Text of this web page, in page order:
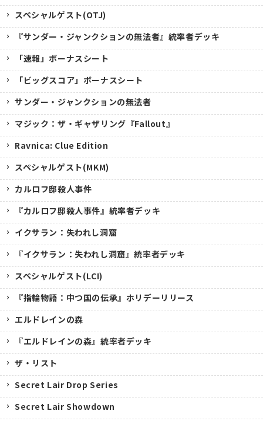
スペシャルゲスト(OTJ)
『サンダー・ジャンクションの無法者』統率者デッキ
「速報」ボーナスシート
「ビッグスコア」ボーナスシート
サンダー・ジャンクションの無法者
マジック：ザ・ギャザリング『Fallout』
Ravnica: Clue Edition
スペシャルゲスト(MKM)
カルロフ邸殺人事件
『カルロフ邸殺人事件』統率者デッキ
イクサラン：失われし洞窟
『イクサラン：失われし洞窟』統率者デッキ
スペシャルゲスト(LCI)
『指輪物語：中つ国の伝承』ホリデーリリース
エルドレインの森
『エルドレインの森』統率者デッキ
ザ・リスト
Secret Lair Drop Series
Secret Lair Showdown